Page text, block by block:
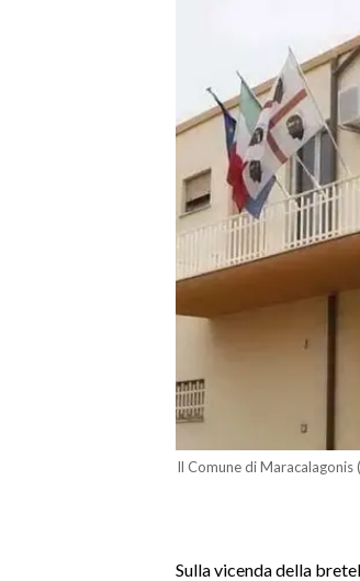
Il Comune di Maracalagonis
Sulla vicenda della